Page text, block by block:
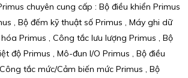
chuyên cung cấp : Bộ điều khiển Primus
, Bộ đếm kỹ thuật số Primus , Máy ghi dữ
Primus , Công tắc lưu lượng Primus , Bộ
độ Primus , Mô-đun I/O Primus , Bộ điều
tắc mức/Cảm biến mức Primus , Bộ